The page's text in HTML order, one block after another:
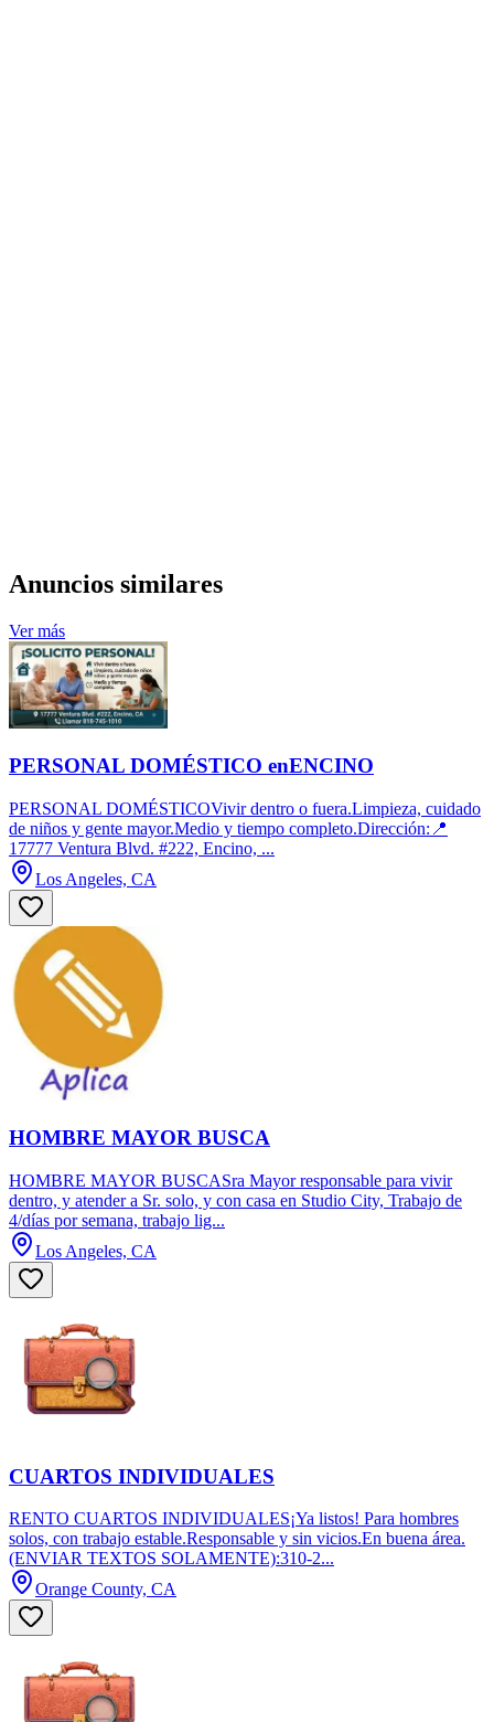
Anuncios similares
Ver más
PERSONAL DOMÉSTICO enENCINO
PERSONAL DOMÉSTICOVivir dentro o fuera.Limpieza, cuidado
de niños y gente mayor.Medio y tiempo completo.Dirección:📍
17777 Ventura Blvd. #222, Encino, ...
Los Angeles, CA
HOMBRE MAYOR BUSCA
HOMBRE MAYOR BUSCASra Mayor responsable para vivir
dentro, y atender a Sr. solo, y con casa en Studio City, Trabajo de
4/días por semana, trabajo lig...
Los Angeles, CA
CUARTOS INDIVIDUALES
RENTO CUARTOS INDIVIDUALES¡Ya listos! Para hombres
solos, con trabajo estable.Responsable y sin vicios.En buena área.
(ENVIAR TEXTOS SOLAMENTE):310-2...
Orange County, CA